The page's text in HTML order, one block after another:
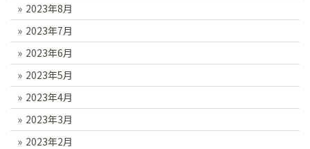
2023年8月
2023年7月
2023年6月
2023年5月
2023年4月
2023年3月
2023年2月